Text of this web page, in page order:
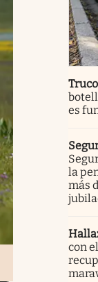
Truco
es
la
más
con